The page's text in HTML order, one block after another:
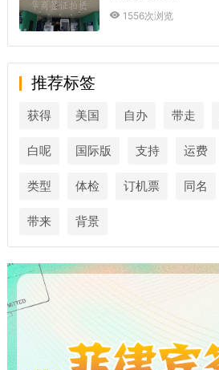
1556次浏览
推荐标签
获得 美国 自办 带走
白呢 国际版 支持 运费
类型 体检 订机票 同名
带来 背景